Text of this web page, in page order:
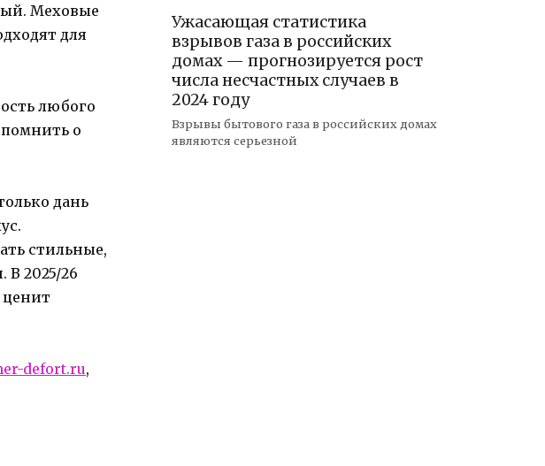
Меховые
для
любого
о
дань
стильные,
2025/26
ценит
defort.ru,
Ужасающая статистика
взрывов газа в российских
домах — прогнозируется рост
числа несчастных случаев в
2024 году
Взрывы бытового газа в российских домах
являются серьезной